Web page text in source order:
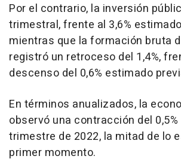
Por el contrario, la inversión
trimestral, frente al 3,6%
mientras que la formación bruta
registró un retroceso del 1,4%,
descenso del 0,6% estimado
En términos anualizados, la
observó una contracción del
trimestre de 2022, la mitad de lo
primer momento.